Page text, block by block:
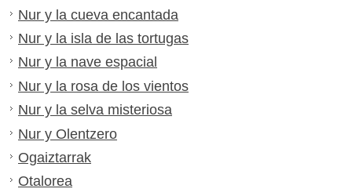
Nur y la cueva encantada
Nur y la isla de las tortugas
Nur y la nave espacial
Nur y la rosa de los vientos
Nur y la selva misteriosa
Nur y Olentzero
Ogaiztarrak
Otalorea